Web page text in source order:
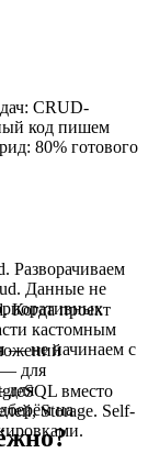
CRUD-
код пишем
80% готового
Разворачиваем
Данные не
проект
кастомным
— не начинаем с
— для
для
на
вместо
Storage. Self-